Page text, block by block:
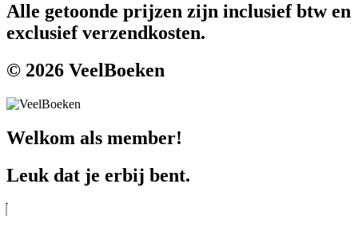
Alle getoonde prijzen zijn inclusief btw en
exclusief verzendkosten.
© 2026 VeelBoeken
Welkom als member!
Leuk dat je erbij bent.